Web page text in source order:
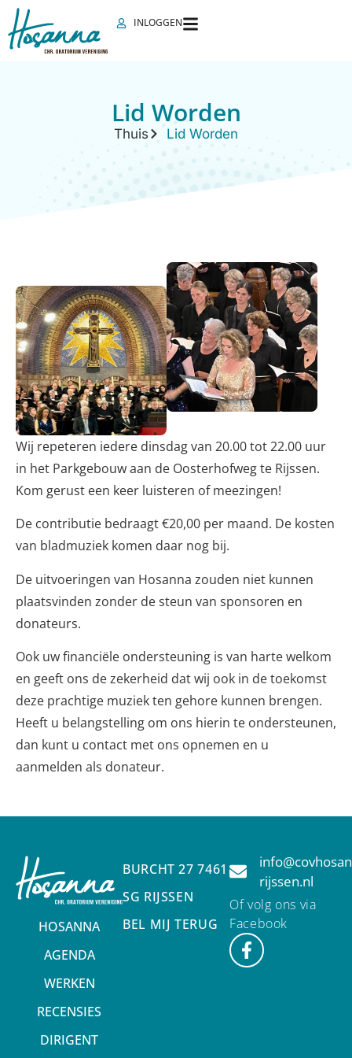
INLOGGEN
Lid Worden
Thuis Lid Worden
Wij repeteren iedere dinsdag van 20.00 tot 22.00 uur
in het Parkgebouw aan de Oosterhofweg te Rijssen.
Kom gerust een keer luisteren of meezingen!
De contributie bedraagt €20,00 per maand. De kosten
van bladmuziek komen daar nog bij.
De uitvoeringen van Hosanna zouden niet kunnen
plaatsvinden zonder de steun van sponsoren en
donateurs.
Ook uw financiële ondersteuning is van harte welkom
en geeft ons de zekerheid dat wij ook in de toekomst
deze prachtige muziek ten gehore kunnen brengen.
Heeft u belangstelling om ons hierin te ondersteunen,
dan kunt u contact met ons opnemen en u
aanmelden als donateur.
HOSANNA
AGENDA
WERKEN
RECENSIES
DIRIGENT
BURCHT 27 7461
SG RIJSSEN
BEL MIJ TERUG
rijssen.nl
Of volg ons via
Facebook